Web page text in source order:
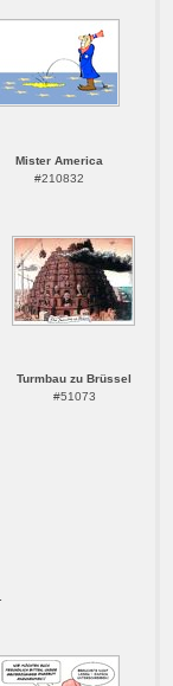
Mister America
#210832
Turmbau zu Brüssel
#51073